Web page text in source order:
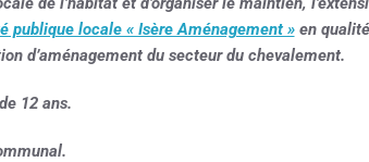
publique locale « Isère Aménagement » en
d’aménagement du secteur du chevalement.
12 ans.